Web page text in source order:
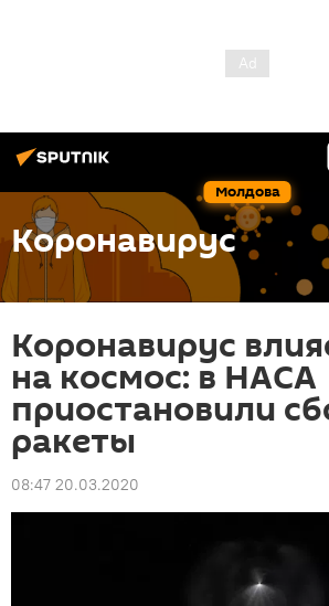
Молдова
Коронавирус
Коронавирус
на космос: в НАСА
приостановили
ракеты
08:47 20.03.2020